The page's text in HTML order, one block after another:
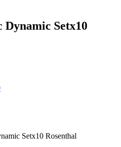
Setx10
Setx10 Rosenthal